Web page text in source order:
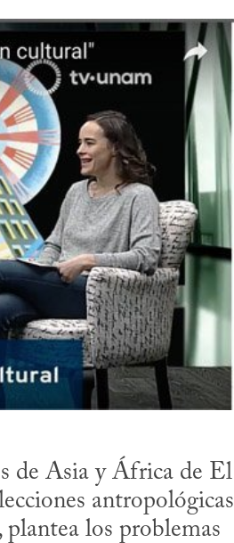
de Asia y África de El
antropológicas
los problemas